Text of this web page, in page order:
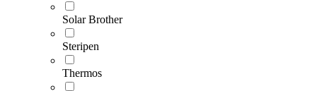
Solar Brother
Steripen
Thermos